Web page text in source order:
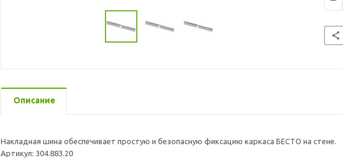
Описание
Накладная шина обеспечивает простую и безопасную фиксацию каркаса БЕСТО на стене.
Артикул: 304.883.20